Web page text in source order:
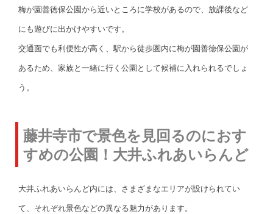
梅が園善徳保公園から近いところに学校があるので、放課後など
にも遊びに出かけやすいです。
交通面でも利便性が高く、駅から徒歩圏内に梅が園善徳保公園が
あるため、家族と一緒に行く公園として候補に入れられるでしょ
う。
藤井寺市で景色を見回るのにおす
すめの公園！大井ふれあいらんど
大井ふれあいらんど内には、さまざまなエリアが設けられてい
て、それぞれ景色などの異なる魅力があります。